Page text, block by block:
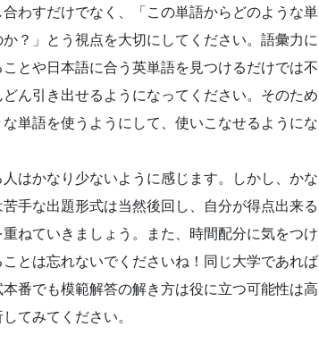
わすだけでなく、「この単語からどのような単
？」とう視点を大切にしてください。語彙力に
とや日本語に合う英単語を見つけるだけでは不
ん引き出せるようになってください。そのため
単語を使うようにして、使いこなせるようにな
はかなり少ないように感じます。しかし、かな
手な出題形式は当然後回し、自分が得点出来る
ねていきましょう。また、時間配分に気をつけ
とは忘れないでくださいね！同じ大学であれば
番でも模範解答の解き方は役に立つ可能性は高
てみてください。